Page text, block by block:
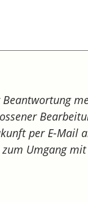
per E-Mail
Umgang